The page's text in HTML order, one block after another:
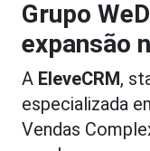
Grupo
expansão
A EleveCRM,
especializada
Vendas